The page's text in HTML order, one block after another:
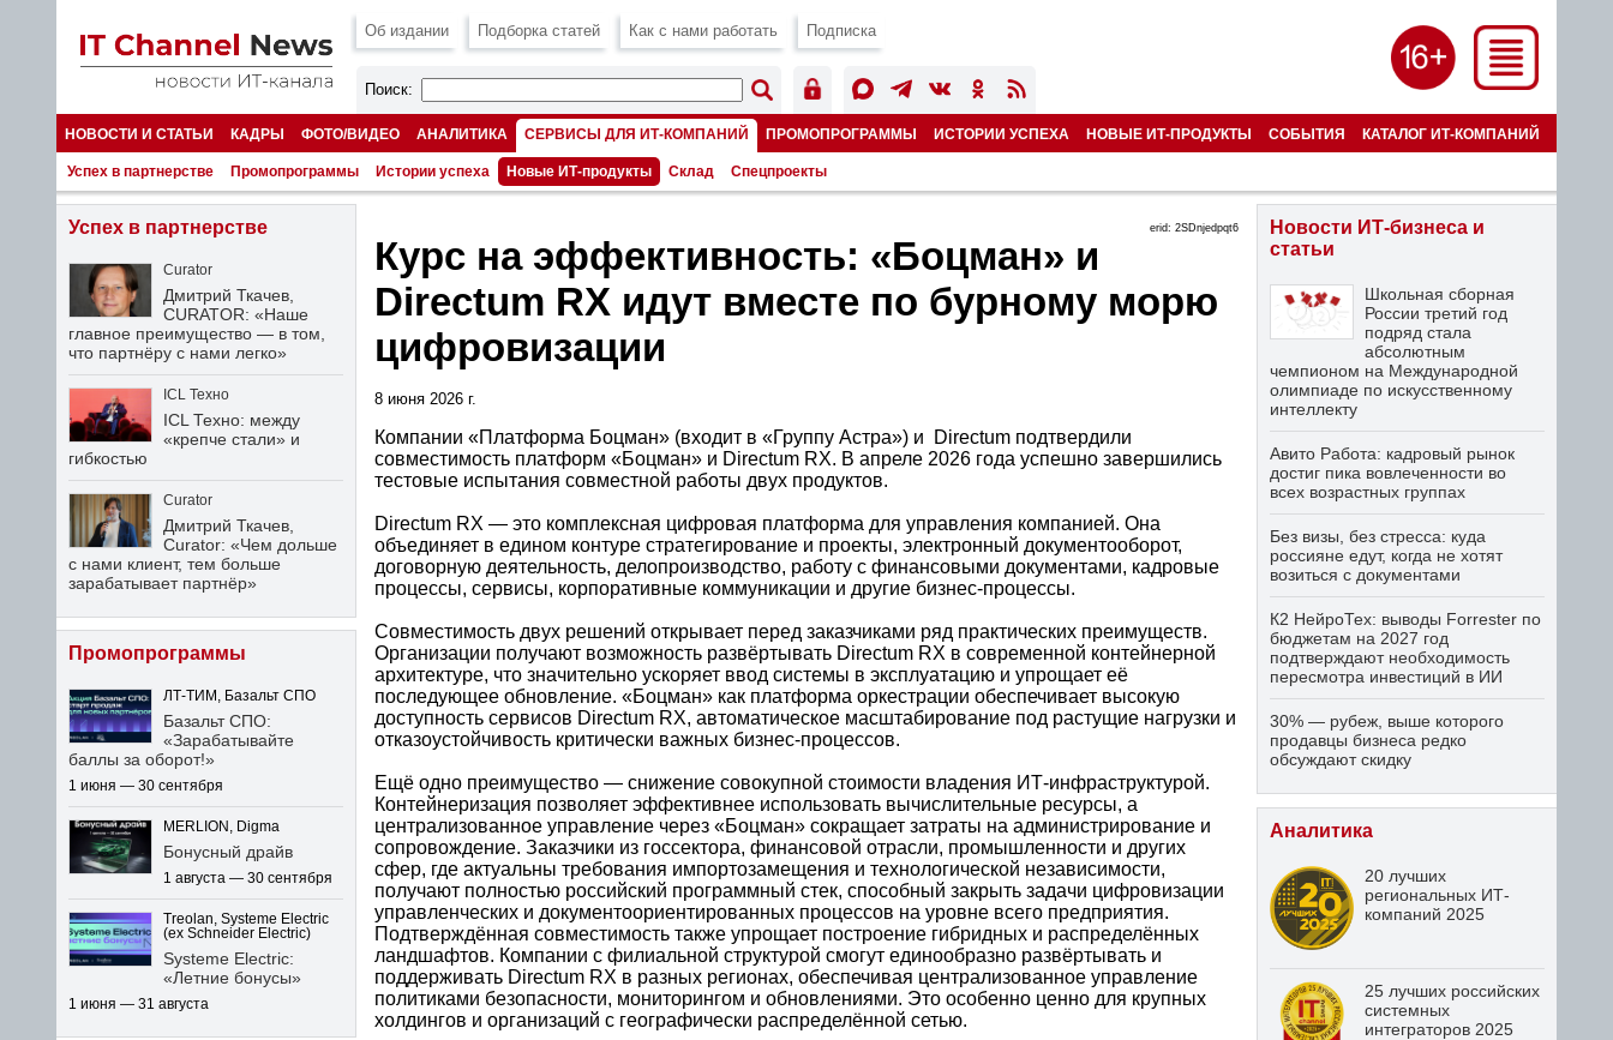
Об издании Подборка статей Как с нами работать Подписка
Поиск:
НОВОСТИ И СТАТЬИ КАДРЫ ФОТО/ВИДЕО АНАЛИТИКА СЕРВИСЫ ДЛЯ ИТ-КОМПАНИЙ ПРОМОПРОГРАММЫ ИСТОРИИ УСПЕХА НОВЫЕ ИТ-ПРОДУКТЫ СОБЫТИЯ КАТАЛОГ ИТ-КОМПАНИЙ
НОМЕРА
Успех в партнерстве Промопрограммы Истории успеха Новые ИТ-продукты Склад Спецпроекты
erid: 2SDnjedpqt6
Курс на эффективность: «Боцман» и
Directum RX идут вместе по бурному морю
цифровизации
8 июня 2026 г.
Компании «Платформа Боцман» (входит в «Группу Астра») и Directum подтвердили
совместимость платформ «Боцман» и Directum RX. В апреле 2026 года успешно завершились
тестовые испытания совместной работы двух продуктов.
Directum RX — это комплексная цифровая платформа для управления компанией. Она
объединяет в едином контуре стратегирование и проекты, электронный документооборот,
договорную деятельность, делопроизводство, работу с финансовыми документами, кадровые
процессы, сервисы, корпоративные коммуникации и другие бизнес-процессы.
Совместимость двух решений открывает перед заказчиками ряд практических преимуществ.
Организации получают возможность развёртывать Directum RX в современной контейнерной
архитектуре, что значительно ускоряет ввод системы в эксплуатацию и упрощает её
последующее обновление. «Боцман» как платформа оркестрации обеспечивает высокую
доступность сервисов Directum RX, автоматическое масштабирование под растущие нагрузки и
отказоустойчивость критически важных бизнес-процессов.
Ещё одно преимущество — снижение совокупной стоимости владения ИТ-инфраструктурой.
Контейнеризация позволяет эффективнее использовать вычислительные ресурсы, а
централизованное управление через «Боцман» сокращает затраты на администрирование и
сопровождение. Заказчики из госсектора, финансовой отрасли, промышленности и других
сфер, где актуальны требования импортозамещения и технологической независимости,
получают полностью российский программный стек, способный закрыть задачи цифровизации
управленческих и документоориентированных процессов на уровне всего предприятия.
Подтверждённая совместимость также упрощает построение гибридных и распределённых
ландшафтов. Компании с филиальной структурой смогут единообразно развёртывать и
поддерживать Directum RX в разных регионах, обеспечивая централизованное управление
политиками безопасности, мониторингом и обновлениями. Это особенно ценно для крупных
холдингов и организаций с географически распределённой сетью.
Успех в партнерстве
Curator
Дмитрий Ткачев,
CURATOR: «Наше
главное преимущество — в том,
что партнёру с нами легко»
ICL Техно
ICL Техно: между
«крепче стали» и
гибкостью
Curator
Дмитрий Ткачев,
Curator: «Чем дольше
с нами клиент, тем больше
зарабатывает партнёр»
Промопрограммы
ЛТ-ТИМ, Базальт СПО
Базальт СПО:
«Зарабатывайте
баллы за оборот!»
1 июня — 30 сентября
MERLION, Digma
Бонусный драйв
1 августа — 30 сентября
Treolan, Systeme Electric
(ex Schneider Electric)
Systeme Electric:
«Летние бонусы»
1 июня — 31 августа
Новости ИТ-бизнеса и
статьи
Школьная сборная
России третий год
подряд стала
абсолютным
чемпионом на Международной
олимпиаде по искусственному
интеллекту
Авито Работа: кадровый рынок
достиг пика вовлеченности во
всех возрастных группах
Без визы, без стресса: куда
россияне едут, когда не хотят
возиться с документами
К2 НейроТех: выводы Forrester по
бюджетам на 2027 год
подтверждают необходимость
пересмотра инвестиций в ИИ
30% — рубеж, выше которого
продавцы бизнеса редко
обсуждают скидку
Аналитика
20 лучших
региональных ИТ-
компаний 2025
25 лучших российских
системных
интеграторов 2025